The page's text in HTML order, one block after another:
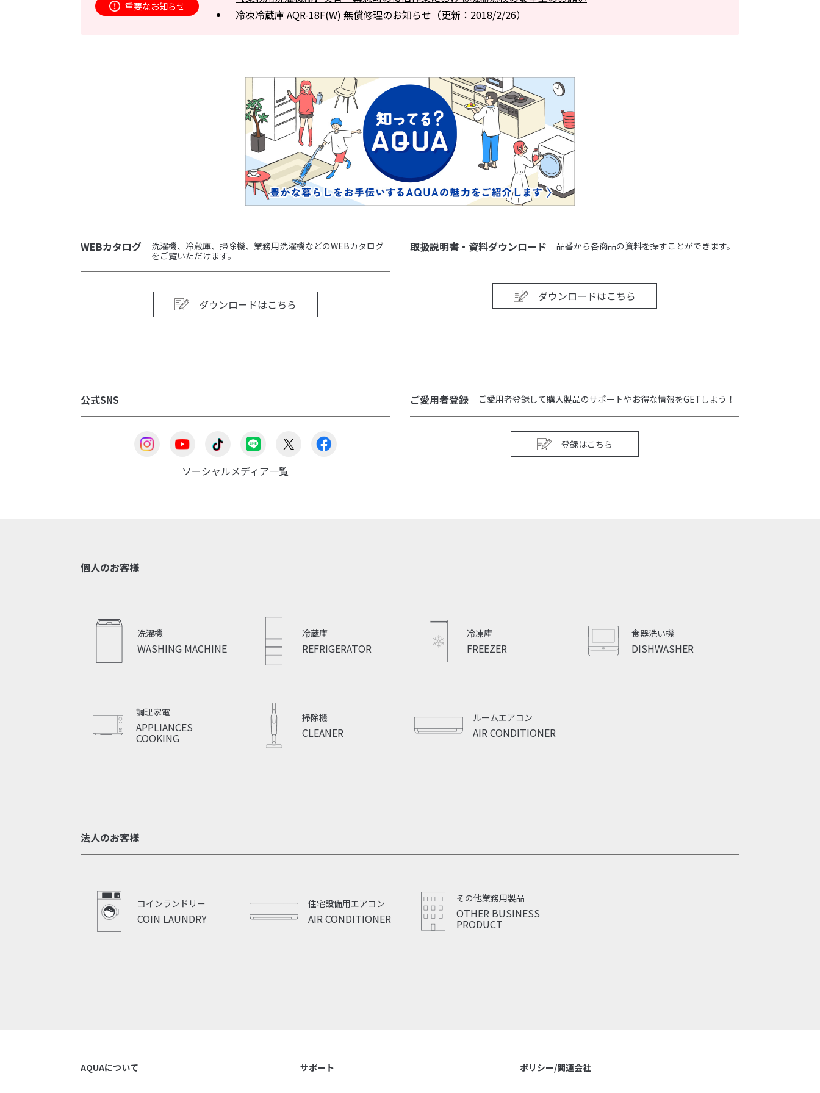
重要なお知らせ
冷凍冷蔵庫 AQR-18F(W) 無償修理のお知らせ（更新：2018/2/26）
WEBカタログ
洗濯機、冷蔵庫、掃除機、業務用洗濯機などのWEBカタログ
をご覧いただけます。
ダウンロードはこちら
取扱説明書・資料ダウンロード 品番から各商品の資料を探すことができます。
ダウンロードはこちら
公式SNS
ソーシャルメディア一覧
ご愛用者登録 ご愛用者登録して購入製品のサポートやお得な情報をGETしよう！
登録はこちら
個人のお客様
WASHING MACHINE
洗濯機
REFRIGERATOR
冷蔵庫
FREEZER
冷凍庫
DISHWASHER
食器洗い機
APPLIANCES
COOKING
調理家電
CLEANER
掃除機
AIR CONDITIONER
ルームエアコン
法人のお客様
COIN LAUNDRY
コインランドリー
AIR CONDITIONER
住宅設備用エアコン
OTHER BUSINESS
PRODUCT
その他業務用製品
AQUAについて サポート ポリシー/関連会社